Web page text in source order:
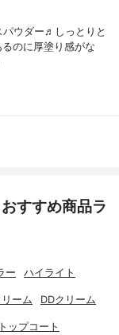
パウダー♬しっとりと
のに厚塗り感がな
すすめ商品ラ
ー ハイライト
ーム DDクリーム
ップコート